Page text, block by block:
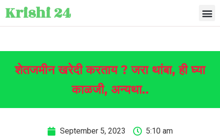
Krishi 24
शेतजमीन खरेदी करताय ? जरा थांबा, ही घ्या
काळजी, अन्यथा..
September 5, 2023 5:10 am